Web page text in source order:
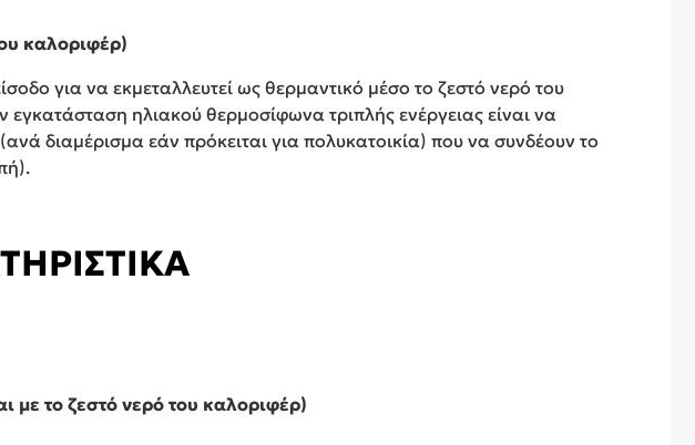
καλοριφέρ)
για να εκμεταλλευτεί ως θερμαντικό μέσο το ζεστό νερό του
ηλιακού θερμοσίφωνα τριπλής ενέργειας είναι να
διαμέρισμα εάν πρόκειται για πολυκατοικία) που να συνδέουν το
με το ζεστό νερό του καλοριφέρ)